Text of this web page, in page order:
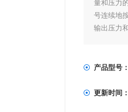
量和压力
号连续地
输出压力
产品型号：
更新时间：